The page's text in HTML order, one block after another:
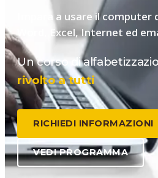
Impara a usare il computer
Word, Excel, Internet ed
Un corso di
rivolto a tutti
RICHIEDI INFORMAZIONI
VEDI PROGRAMMA